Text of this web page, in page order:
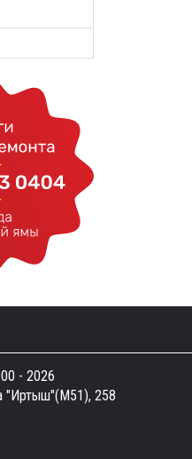
- 2026
"Иртыш"(М51), 258